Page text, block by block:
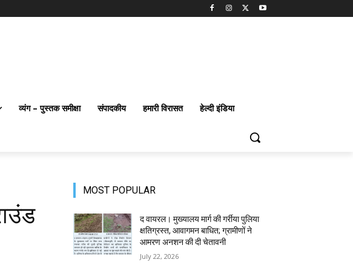
व्यंग – पुस्तक समीक्षा संपादकीय हमारी विरासत हेल्दी इंडिया
MOST POPULAR
द वायरल। मुख्यालय मार्ग की गर्रीया पुलिया
क्षतिग्रस्त, आवागमन बाधित; ग्रामीणों ने
आमरण अनशन की दी चेतावनी
July 22, 2026